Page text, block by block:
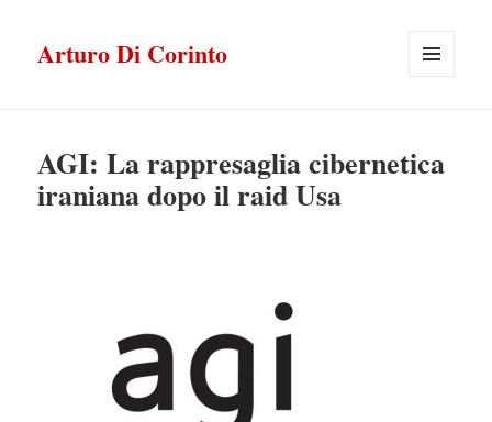
Arturo Di Corinto
AGI: La rappresaglia cibernetica
iraniana dopo il raid Usa